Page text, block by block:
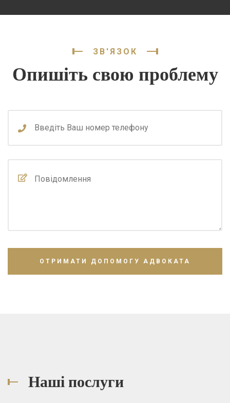
ЗВ'ЯЗОК
Опишіть свою проблему
Наші послуги